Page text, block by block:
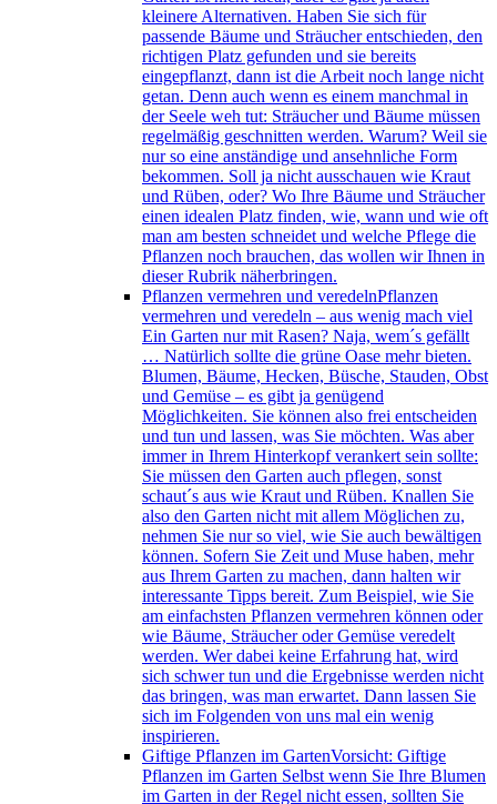
kleinere Alternativen. Haben Sie sich für
passende Bäume und Sträucher entschieden, den
richtigen Platz gefunden und sie bereits
eingepflanzt, dann ist die Arbeit noch lange nicht
getan. Denn auch wenn es einem manchmal in
der Seele weh tut: Sträucher und Bäume müssen
regelmäßig geschnitten werden. Warum? Weil sie
nur so eine anständige und ansehnliche Form
bekommen. Soll ja nicht ausschauen wie Kraut
und Rüben, oder? Wo Ihre Bäume und Sträucher
einen idealen Platz finden, wie, wann und wie oft
man am besten schneidet und welche Pflege die
Pflanzen noch brauchen, das wollen wir Ihnen in
dieser Rubrik näherbringen.
Pflanzen vermehren und veredelnPflanzen
vermehren und veredeln – aus wenig mach viel
Ein Garten nur mit Rasen? Naja, wem´s gefällt
… Natürlich sollte die grüne Oase mehr bieten.
Blumen, Bäume, Hecken, Büsche, Stauden, Obst
und Gemüse – es gibt ja genügend
Möglichkeiten. Sie können also frei entscheiden
und tun und lassen, was Sie möchten. Was aber
immer in Ihrem Hinterkopf verankert sein sollte:
Sie müssen den Garten auch pflegen, sonst
schaut´s aus wie Kraut und Rüben. Knallen Sie
also den Garten nicht mit allem Möglichen zu,
nehmen Sie nur so viel, wie Sie auch bewältigen
können. Sofern Sie Zeit und Muse haben, mehr
aus Ihrem Garten zu machen, dann halten wir
interessante Tipps bereit. Zum Beispiel, wie Sie
am einfachsten Pflanzen vermehren können oder
wie Bäume, Sträucher oder Gemüse veredelt
werden. Wer dabei keine Erfahrung hat, wird
sich schwer tun und die Ergebnisse werden nicht
das bringen, was man erwartet. Dann lassen Sie
sich im Folgenden von uns mal ein wenig
inspirieren.
Giftige Pflanzen im GartenVorsicht: Giftige
Pflanzen im Garten Selbst wenn Sie Ihre Blumen
im Garten in der Regel nicht essen, sollten Sie